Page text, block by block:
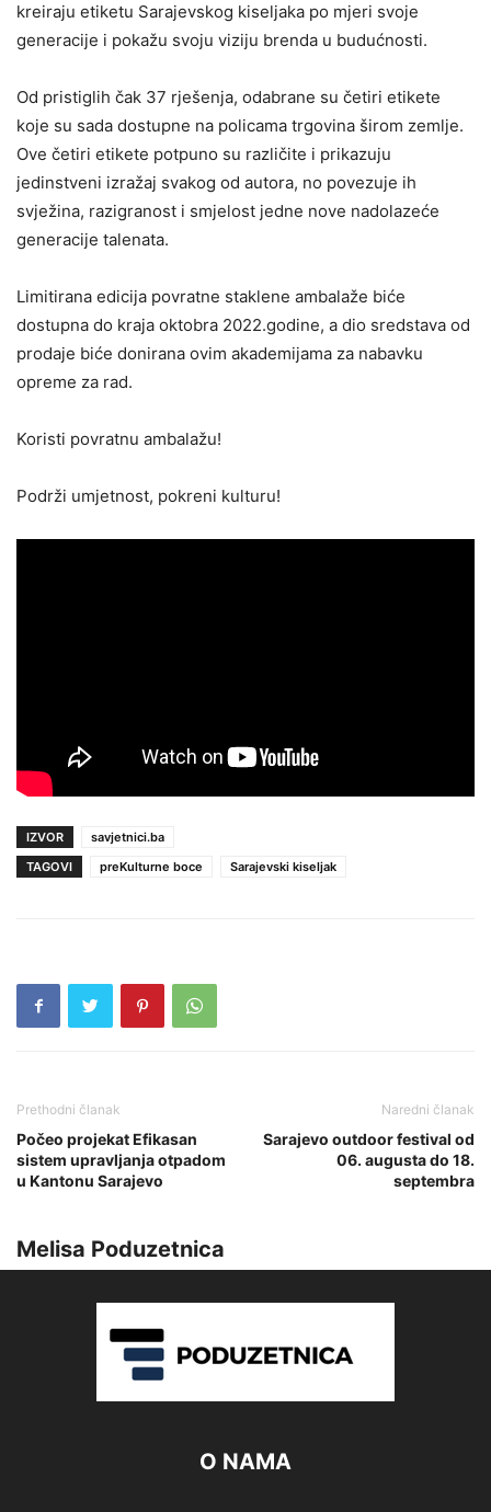
kreiraju etiketu Sarajevskog kiseljaka po mjeri svoje
generacije i pokažu svoju viziju brenda u budućnosti.
Od pristiglih čak 37 rješenja, odabrane su četiri etikete
koje su sada dostupne na policama trgovina širom zemlje.
Ove četiri etikete potpuno su različite i prikazuju
jedinstveni izražaj svakog od autora, no povezuje ih
svježina, razigranost i smjelost jedne nove nadolazeće
generacije talenata.
Limitirana edicija povratne staklene ambalaže biće
dostupna do kraja oktobra 2022.godine, a dio sredstava od
prodaje biće donirana ovim akademijama za nabavku
opreme za rad.
Koristi povratnu ambalažu!
Podrži umjetnost, pokreni kulturu!
IZVOR
savjetnici.ba
TAGOVI
preKulturne boce Sarajevski kiseljak
Prethodni članak
Počeo projekat Efikasan
sistem upravljanja otpadom
u Kantonu Sarajevo
Naredni članak
Sarajevo outdoor festival od
06. augusta do 18.
septembra
Melisa Poduzetnica
O NAMA